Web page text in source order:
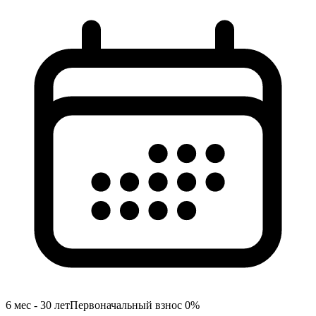
6 мес - 30 летПервоначальный взнос 0%